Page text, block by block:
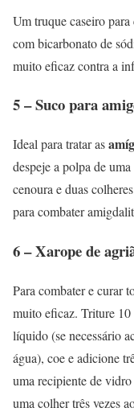
Um truque caseiro
com bicarbonato de
muito eficaz contra a
5 – Suco para
Ideal para tratar as
despeje a polpa de
cenoura e duas
para combater
6 – Xarope de
Para combater e curar
muito eficaz. Triture 10
líquido (se necessário
água), coe e adicione
uma recipiente de
uma colher três vezes